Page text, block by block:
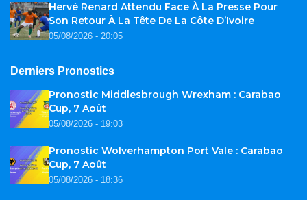
Hervé Renard Attendu Face À La Presse Pour
Son Retour À La Tête De La Côte D’Ivoire
05/08/2026 - 20:05
Derniers Pronostics
Pronostic Middlesbrough Wrexham : Carabao
Cup, 7 Août
05/08/2026 - 19:03
Pronostic Wolverhampton Port Vale : Carabao
Cup, 7 Août
05/08/2026 - 18:36